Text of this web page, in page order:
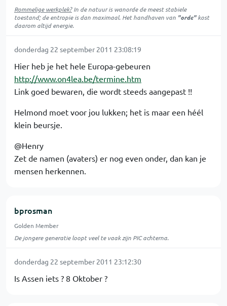
Rommelige werkplek?In de natuur iswanordede meest stabiele
toestand; de entropie is dan maximaal. Het handhaven van "orde"kost
daarom altijd energie.
donderdag 22 september 2011 23:08:19
Hier heb je het hele Europa-gebeuren
http://www.on4lea.be/termine.htm
Link goed bewaren, die wordt steeds aangepast !!
Helmond moet voor jou lukken; het is maar een héél
klein beursje.
@Henry
Zet de namen (avaters) er nog even onder, dan kan je
mensen herkennen.
bprosman
Golden Member
De jongere generatie loopt veel te vaak zijn PIC achterna.
donderdag 22 september 2011 23:12:30
Is Assen iets ? 8 Oktober ?